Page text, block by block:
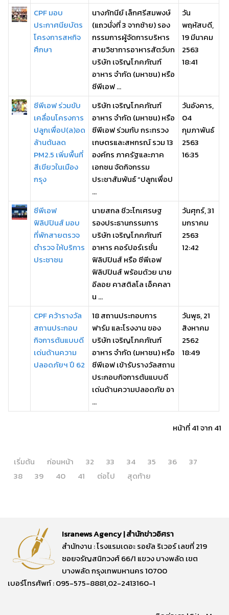
CPF มอบ
ประกาศนียบัตร
โครงการสหกิจ
ศึกษา
นางภัทนีย์ เล็กศรีสมพงษ์
(แถวนั่งที่ 3 จากซ้าย) รอง
กรรมการผู้จัดการบริหาร
สายวิชาการอาหารสัตว์บก
บริษัท เจริญโภคภัณฑ์
อาหาร จำกัด (มหาชน) หรือ
ซีพีเอฟ ...
วัน
พฤหัสบดี,
19 มีนาคม
2563
18:41
ซีพีเอฟ ร่วมขับ
เคลื่อนโครงการ
ปลูกเพื่อป(ล)อด
ล้านต้นลด
PM2.5 เพิ่มพื้นที่
สีเขียวในเมือง
กรุง
บริษัท เจริญโภคภัณฑ์
อาหาร จำกัด (มหาชน) หรือ
ซีพีเอฟ ร่วมกับ กระทรวง
เกษตรและสหกรณ์ รวม 13
องค์กร ภาครัฐและภาค
เอกชน จัดกิจกรรม
ประชาสัมพันธ์ “ปลูกเพื่อป
...
วันอังคาร,
04
กุมภาพันธ์
2563
16:35
ซีพีเอฟ
ฟิลิปปินส์ มอบ
ที่พักสายตรวจ
ตำรวจ ให้บริการ
ประชาชน
นายสกล ชีวะโกเศรษฐ
รองประธานกรรมการ
บริษัท เจริญโภคภัณฑ์
อาหาร คอร์ปอร์เรชั่น
ฟิลิปปินส์ หรือ ซีพีเอฟ
ฟิลิปปินส์ พร้อมด้วย นาย
อีลอย คาสติลโล เอ็คคลา
น ...
วันศุกร์, 31
มกราคม
2563
12:42
CPF คว้ารางวัล
สถานประกอบ
กิจการต้นแบบดี
เด่นด้านความ
ปลอดภัยฯ ปี 62
18 สถานประกอบการ
ฟาร์ม และโรงงาน ของ
บริษัท เจริญโภคภัณฑ์
อาหาร จำกัด (มหาชน) หรือ
ซีพีเอฟ เข้ารับรางวัลสถาน
ประกอบกิจการต้นแบบดี
เด่นด้านความปลอดภัย อา
...
วันพุธ, 21
สิงหาคม
2562
18:49
หน้าที่ 41 จาก 41
เริ่มต้น ก่อนหน้า 32 33 34 35 36
37
38
39 40 41 ต่อไป สุดท้าย
Isranews Agency | สำนักข่าวอิศรา
สำนักงาน : โรงแรมเดอะ รอยัล ริเวอร์ เลขที่ 219
ซอยจรัญสนิทวงศ์ 66/1 แขวง บางพลัด เขต
บางพลัด กรุงเทพมหานคร 10700
เบอร์โทรศัพท์ : 095-575-8881,02-2413160-1